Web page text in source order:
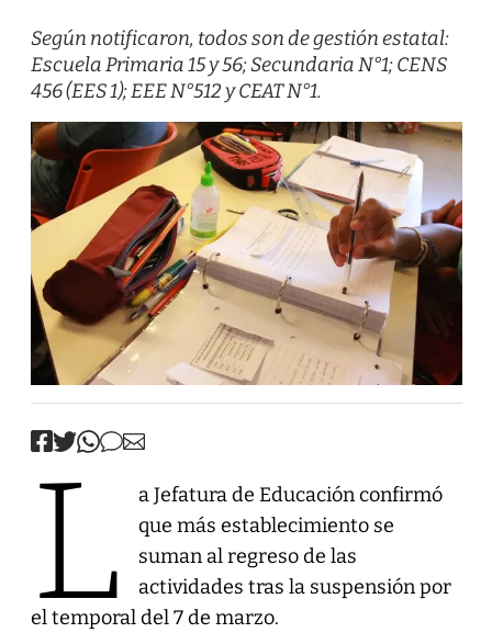
Según notificaron, todos son de gestión estatal:
Escuela Primaria 15 y 56; Secundaria N°1; CENS
456 (EES 1); EEE N°512 y CEAT N°1.
L
a Jefatura de Educación confirmó
que más establecimiento se
suman al regreso de las
actividades tras la suspensión por
el temporal del 7 de marzo.